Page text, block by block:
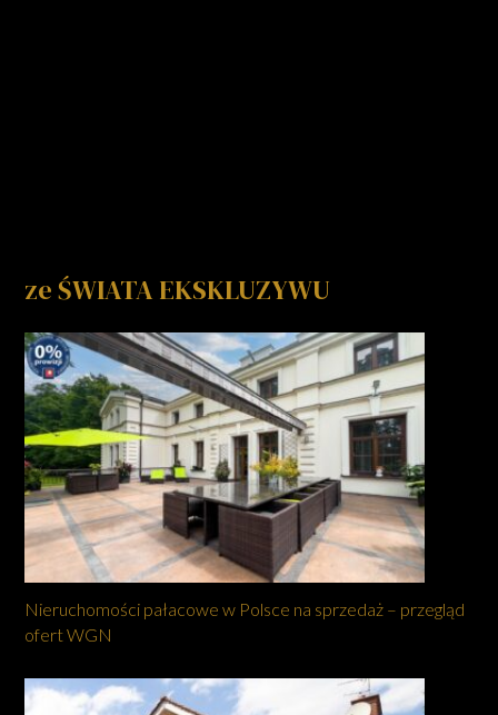
ze ŚWIATA EKSKLUZYWU
Nieruchomości pałacowe w Polsce na sprzedaż – przegląd
ofert WGN